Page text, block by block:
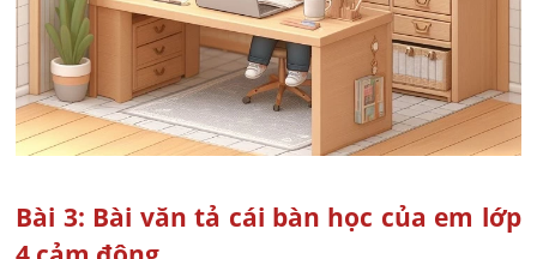
Bài 3: Bài văn tả cái bàn học của em lớp